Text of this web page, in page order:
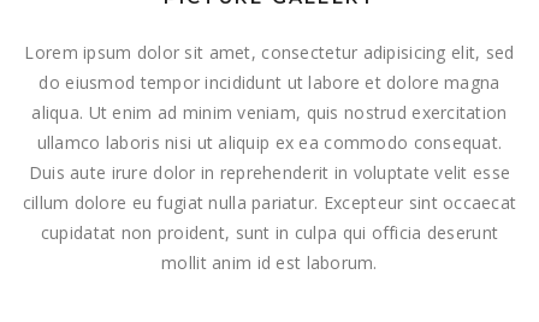
Lorem ipsum dolor sit amet, consectetur adipisicing elit, sed
do eiusmod tempor incididunt ut labore et dolore magna
aliqua. Ut enim ad minim veniam, quis nostrud exercitation
ullamco laboris nisi ut aliquip ex ea commodo consequat.
Duis aute irure dolor in reprehenderit in voluptate velit esse
cillum dolore eu fugiat nulla pariatur. Excepteur sint occaecat
cupidatat non proident, sunt in culpa qui officia deserunt
mollit anim id est laborum.